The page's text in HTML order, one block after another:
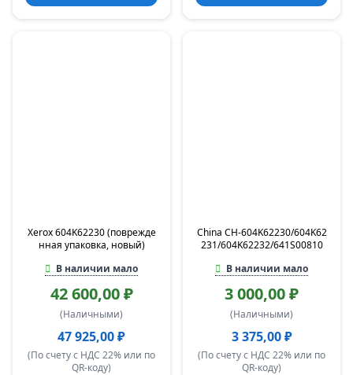
Xerox 604K62230 (поврежде
нная упаковка, новый)
В наличии мало
42 600,00 ₽
(Наличными)
47 925,00 ₽
(По счету с НДС 22% или по
QR-коду)
China CH-604K62230/604K62
231/604K62232/641S00810
В наличии мало
3 000,00 ₽
(Наличными)
3 375,00 ₽
(По счету с НДС 22% или по
QR-коду)